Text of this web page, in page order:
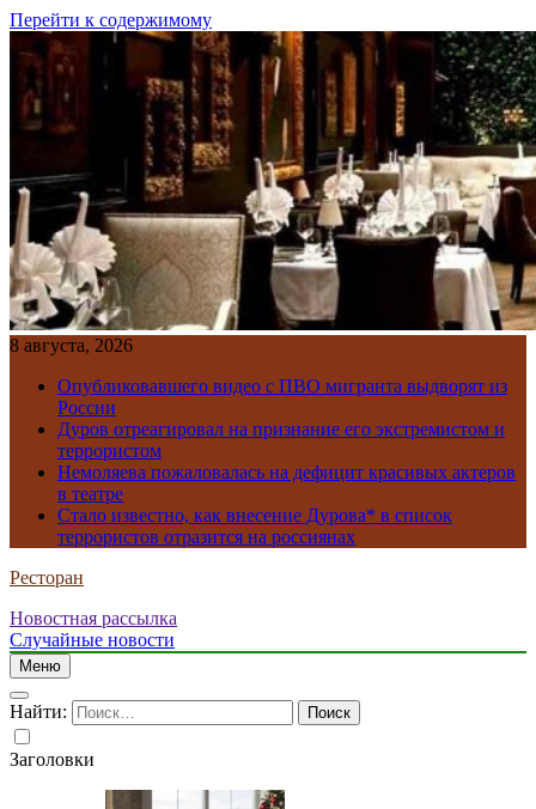
Перейти к содержимому
8 августа, 2026
Опубликовавшего видео с ПВО мигранта выдворят из
России
Дуров отреагировал на признание его экстремистом и
террористом
Немоляева пожаловалась на дефицит красивых актеров
в театре
Стало известно, как внесение Дурова* в список
террористов отразится на россиянах
Ресторан
Новостная рассылка
Случайные новости
Меню
Найти:
Заголовки